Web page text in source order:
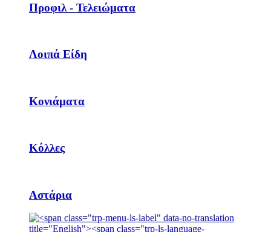
Προφιλ - Τελειώματα
Λοιπά Είδη
Κονιάματα
Κόλλες
Αστάρια